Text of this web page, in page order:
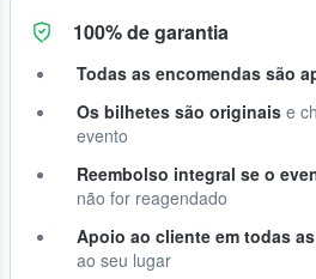
100% de garantia
Todas as encomendas são
Os bilhetes são originais e
evento
Reembolso integral se o
não for reagendado
Apoio ao cliente em todas
ao seu lugar